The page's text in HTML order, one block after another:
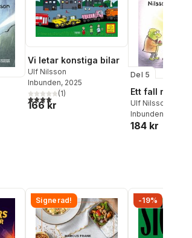
antal röster:
Vi letar konstiga bilar
Ulf Nilsson
Inbunden, 2025
4,0utav 5 stjärnor. Totalt antal röster:
(1)
166 kr
Del 5
Ett fall med
Ulf Nilsson
Inbunden
184 kr
Signerad! -19%